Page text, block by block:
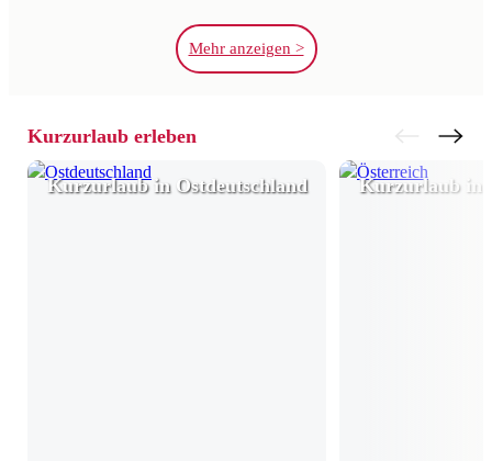
Mehr anzeigen >
Kurzurlaub erleben
Kurzurlaub in Ostdeutschland Kurzurlaub in